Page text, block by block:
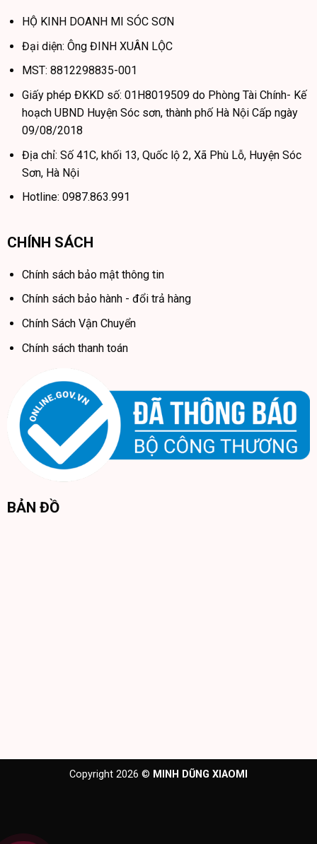
HỘ KINH DOANH MI SÓC SƠN
Đại diện: Ông ĐINH XUÂN LỘC
MST: 8812298835-001
Giấy phép ĐKKD số: 01H8019509 do Phòng Tài Chính- Kế
hoạch UBND Huyện Sóc sơn, thành phố Hà Nội Cấp ngày
09/08/2018
Địa chỉ: Số 41C, khối 13, Quốc lộ 2, Xã Phù Lỗ, Huyện Sóc
Sơn, Hà Nội
Hotline: 0987.863.991
CHÍNH SÁCH
Chính sách bảo mật thông tin
Chính sách bảo hành - đổi trả hàng
Chính Sách Vận Chuyển
Chính sách thanh toán
BẢN ĐỒ
Copyright 2026 © MINH DŨNG XIAOMI